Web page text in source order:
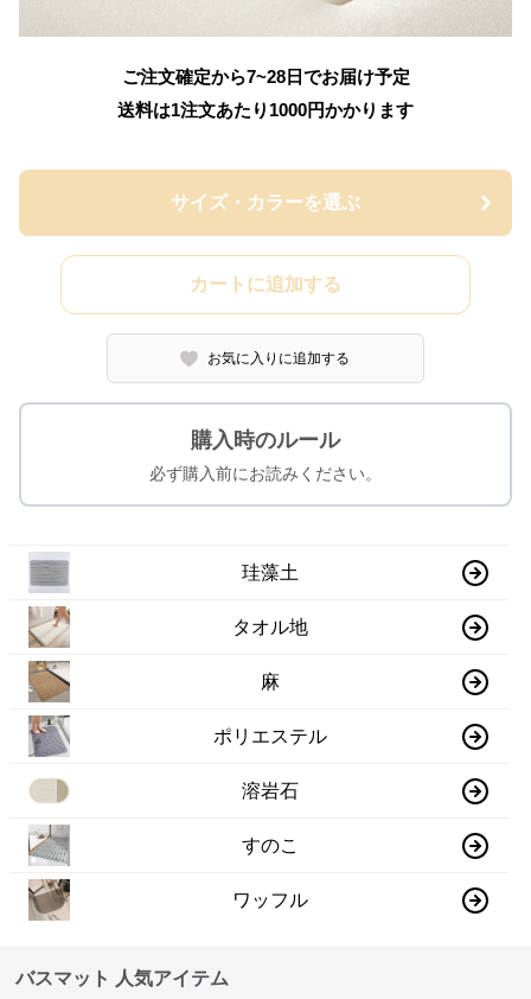
ご注文確定から7~28日でお届け予定
送料は1注文あたり 1000円かかります
サイズ・カラーを選ぶ
カートに追加する
お気に入りに追加する
購入時のルール
必ず購入前にお読みください。
珪藻土
タオル地
麻
ポリエステル
溶岩石
すのこ
ワッフル
バスマット 人気アイテム